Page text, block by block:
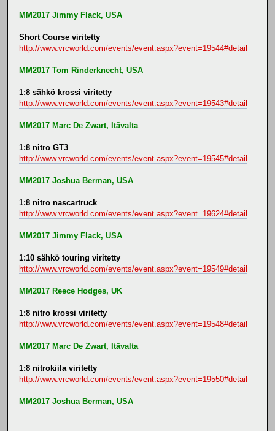
MM2017 Jimmy Flack, USA
Short Course viritetty
http://www.vrcworld.com/events/event.aspx?event=19544#detail
MM2017 Tom Rinderknecht, USA
1:8 sähkö krossi viritetty
http://www.vrcworld.com/events/event.aspx?event=19543#detail
MM2017 Marc De Zwart, Itävalta
1:8 nitro GT3
http://www.vrcworld.com/events/event.aspx?event=19545#detail
MM2017 Joshua Berman, USA
1:8 nitro nascartruck
http://www.vrcworld.com/events/event.aspx?event=19624#detail
MM2017 Jimmy Flack, USA
1:10 sähkö touring viritetty
http://www.vrcworld.com/events/event.aspx?event=19549#detail
MM2017 Reece Hodges, UK
1:8 nitro krossi viritetty
http://www.vrcworld.com/events/event.aspx?event=19548#detail
MM2017 Marc De Zwart, Itävalta
1:8 nitrokiila viritetty
http://www.vrcworld.com/events/event.aspx?event=19550#detail
MM2017 Joshua Berman, USA